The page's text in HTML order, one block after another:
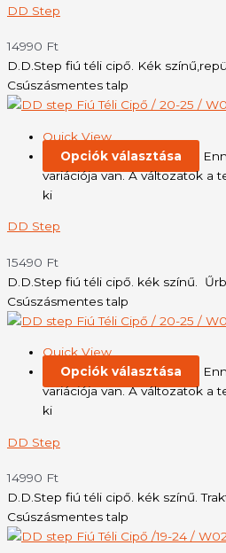
DD Step
14990 Ft
D.D.Step fiú téli cipő. Kék
Csúszásmentes talp
Quick View
Opciók választása
variációja van. A változatok a
ki
DD Step
15490 Ft
D.D.Step fiú téli cipő. kék színű.
Csúszásmentes talp
Quick View
Opciók választása
variációja van. A változatok a
ki
DD Step
14990 Ft
D.D.Step fiú téli cipő. kék színű.
Csúszásmentes talp